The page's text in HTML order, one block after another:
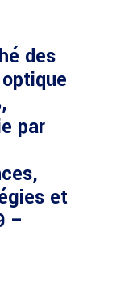
des
par
et
–